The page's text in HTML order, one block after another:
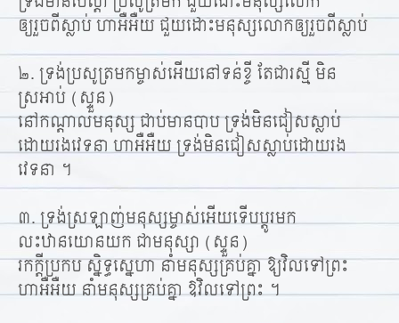
ឲ្យរួចពីស្លាប់ ហាអឺអឺយ ជួយដោះមនុស្សលោកឲ្យរួចពីស្លាប់
២. ទ្រង់ប្រសូត្រមកម្ចាស់អើយនៅទន់ខ្ចី តែជារស្មី មិន
ស្រអាប់ (ស្ទួន)
នៅកណ្ដាលមនុស្ស ជាប់មានបាប ទ្រង់មិនជៀសស្លាប់
ដោយរងវេទនា ហាអឺអឺយ ទ្រង់មិនជៀសស្លាប់ដោយរង
វេទនា ។
៣. ទ្រង់ស្រឡាញ់មនុស្សម្ចាស់អើយទើបប្ដូរមក
លះឋានយោនយក ជាមនុស្សា (ស្ទួន)
រកក្ដីប្រកប ស្និទ្ធស្នេហា នាំមនុស្សគ្រប់គ្នា ឱ្យវិលទៅព្រះ
ហាអឺអឺយ នាំមនុស្សគ្រប់គ្នា ឱវិលទៅព្រះ ។